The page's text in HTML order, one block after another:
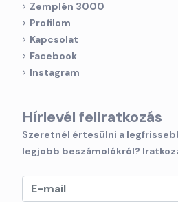
Zemplén 3000
Profilom
Kapcsolat
Facebook
Instagram
Hírlevél feliratkozás
Szeretnél értesülni a
legjobb beszámolókról?